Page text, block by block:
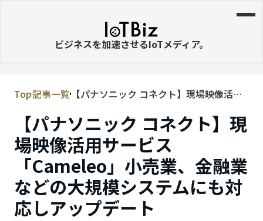
ビジネスを加速させるIoTメディア。
MVNE
エッジ
LPWA
DaaS
IaaS
PaaS
Top記事一覧【パナソニック コネクト】現場映像活用
どの大規模システムにも対応しアップデ
ート
【パナソニック コネクト】現
場映像活用サービス
「Cameleo」小売業、金融業
などの大規模システムにも対
応しアップデート